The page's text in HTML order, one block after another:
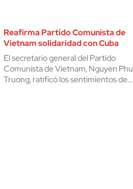
Reafirma Partido Comunista de
Vietnam solidaridad con Cuba
El secretario general del Partido
Comunista de Vietnam, Nguyen Phu
Truong, ratificó los sentimientos de…